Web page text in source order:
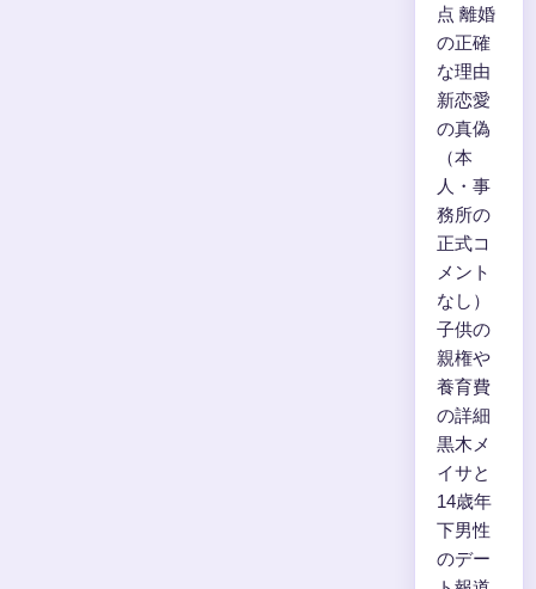
点 離婚
の正確
な理由
新恋愛
の真偽
（本
人・事
務所の
正式コ
メント
なし）
子供の
親権や
養育費
の詳細
黒木メ
イサと
14歳年
下男性
のデー